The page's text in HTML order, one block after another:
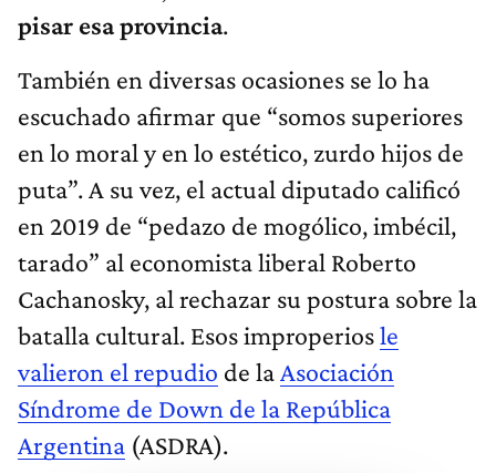
pisar esa provincia.
También en diversas ocasiones se lo ha
escuchado afirmar que “somos superiores
en lo moral y en lo estético, zurdo hijos de
puta”. A su vez, el actual diputado calificó
en 2019 de “pedazo de mogólico, imbécil,
tarado” al economista liberal Roberto
Cachanosky, al rechazar su postura sobre la
batalla cultural. Esos improperiosle
valieron el repudio de la Asociación
Síndrome de Down de la República
Argentina (ASDRA).